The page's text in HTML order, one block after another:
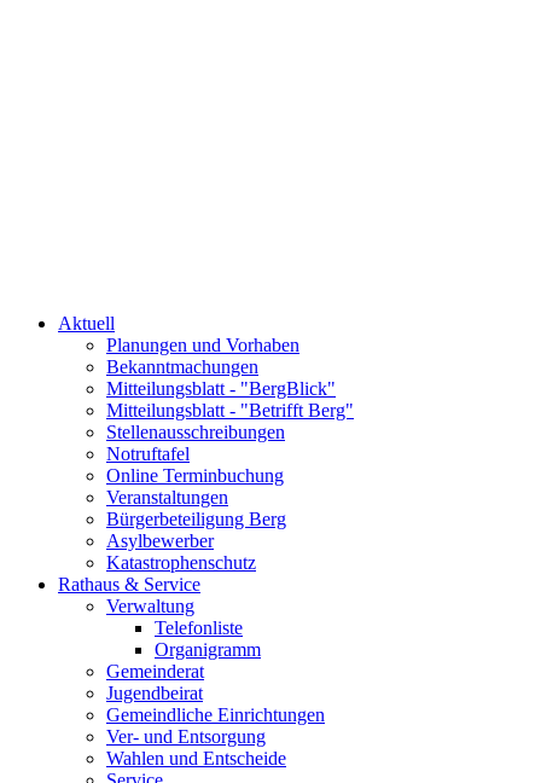
Aktuell
Planungen und Vorhaben
Bekanntmachungen
Mitteilungsblatt - "BergBlick"
Mitteilungsblatt - "Betrifft Berg"
Stellenausschreibungen
Notruftafel
Online Terminbuchung
Veranstaltungen
Bürgerbeteiligung Berg
Asylbewerber
Katastrophenschutz
Rathaus & Service
Verwaltung
Telefonliste
Organigramm
Gemeinderat
Jugendbeirat
Gemeindliche Einrichtungen
Ver- und Entsorgung
Wahlen und Entscheide